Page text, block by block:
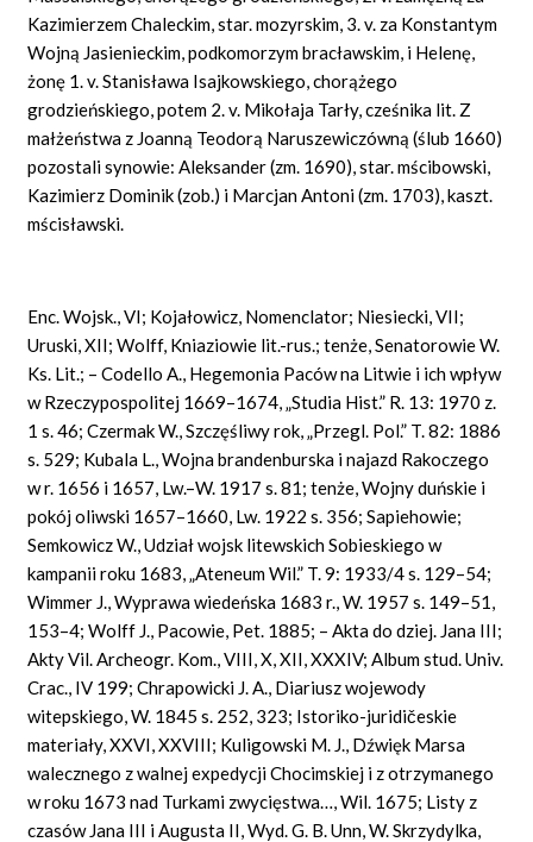
Kazimierzem Chaleckim, star. mozyrskim, 3. v. za Konstantym
Wojną Jasienieckim, podkomorzym bracławskim, i Helenę,
żonę 1. v. Stanisława Isajkowskiego, chorążego
grodzieńskiego, potem 2. v. Mikołaja Tarły, cześnika lit. Z
małżeństwa z Joanną Teodorą Naruszewiczówną (ślub 1660)
pozostali synowie: Aleksander (zm. 1690), star. mścibowski,
Kazimierz Dominik (zob.) i Marcjan Antoni (zm. 1703), kaszt.
mścisławski.
Enc. Wojsk., VI; Kojałowicz, Nomenclator; Niesiecki,VII;
Uruski, XII; Wolff, Kniaziowie lit.-rus.; tenże, Senatorowie W.
Ks. Lit.; – Codello A., Hegemonia Paców na Litwie i ich wpływ
w Rzeczypospolitej 1669–1674, „Studia Hist.” R. 13: 1970 z.
1 s. 46; Czermak W., Szczęśliwy rok, „Przegl. Pol.” T. 82: 1886
s. 529; Kubala L., Wojna brandenburska i najazd Rakoczego
w r. 1656 i 1657, Lw.–W. 1917 s. 81; tenże, Wojny duńskie i
pokój oliwski 1657–1660, Lw. 1922 s. 356; Sapiehowie;
Semkowicz W., Udział wojsk litewskich Sobieskiego w
kampanii roku 1683, „Ateneum Wil.” T. 9: 1933/4 s. 129–54;
Wimmer J., Wyprawa wiedeńska 1683 r., W. 1957 s. 149–51,
153–4; Wolff J., Pacowie, Pet. 1885; – Akta do dziej. Jana III;
AktyVil.Archeogr. Kom., VIII, X, XII, XXXIV; Album stud.Univ.
Crac., IV 199; Chrapowicki J. A., Diariusz wojewody
witepskiego, W. 1845 s. 252, 323; Istoriko-juridičeskie
materiały, XXVI, XXVIII; Kuligowski M. J., Dźwięk Marsa
walecznego z walnejexpedycjiChocimskiej i z otrzymanego
w roku 1673 nad Turkami zwycięstwa…, Wil. 1675; Listy z
czasów Jana III i Augusta II, Wyd. G. B. Unn, W. Skrzydylka,